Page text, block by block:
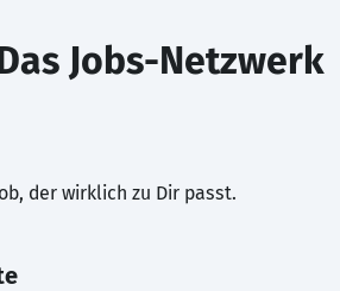
Jobs-Netzwerk
der wirklich zu Dir passt.